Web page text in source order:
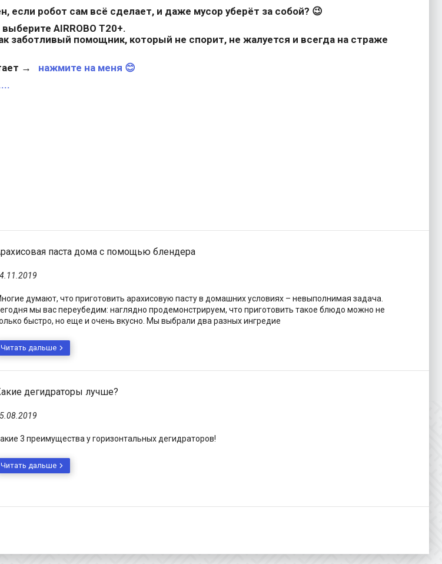
если робот сам всё сделает, и даже мусор уберёт за собой? 😉
AIRROBO T20+.
заботливый помощник, который не спорит, не жалуется и всегда на страже
→
нажмите на меня 😊
паста дома с помощью блендера
думают, что приготовить арахисовую пасту в домашних условиях – невыполнимая задача.
мы вас переубедим: наглядно продемонстрируем, что приготовить такое блюдо можно не
быстро, но еще и очень вкусно. Мы выбрали два разных ингредие
дегидраторы лучше?
3 преимущества у горизонтальных дегидраторов!